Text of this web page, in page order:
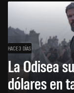
HACE 3 DÍAS
La Odisea
dólares en